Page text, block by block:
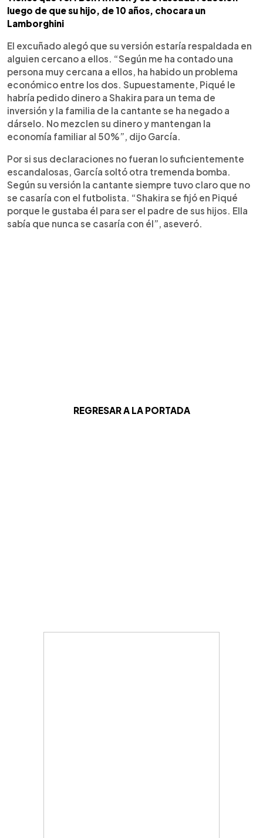
luego de que su hijo, de 10 años, chocara un
Lamborghini
El excuñado alegó que su versión estaría respaldada en
alguien cercano a ellos. “Según me ha contado una
persona muy cercana a ellos, ha habido un problema
económico entre los dos. Supuestamente, Piqué le
habría pedido dinero a Shakira para un tema de
inversión y la familia de la cantante se ha negado a
dárselo. No mezclen su dinero y mantengan la
economía familiar al 50%”, dijo García.
Por si sus declaraciones no fueran lo suficientemente
escandalosas, García soltó otra tremenda bomba.
Según su versión la cantante siempre tuvo claro que no
se casaría con el futbolista. “Shakira se fijó en Piqué
porque le gustaba él para ser el padre de sus hijos. Ella
sabía que nunca se casaría con él”, aseveró.
REGRESAR A LA PORTADA